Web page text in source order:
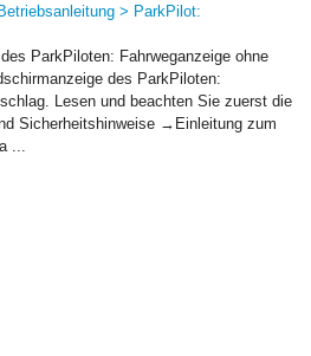
> ParkPilot:
ParkPiloten: Fahrweganzeige ohne
des ParkPiloten:
Lesen und beachten Sie zuerst die
Sicherheitshinweise →Einleitung zum
...